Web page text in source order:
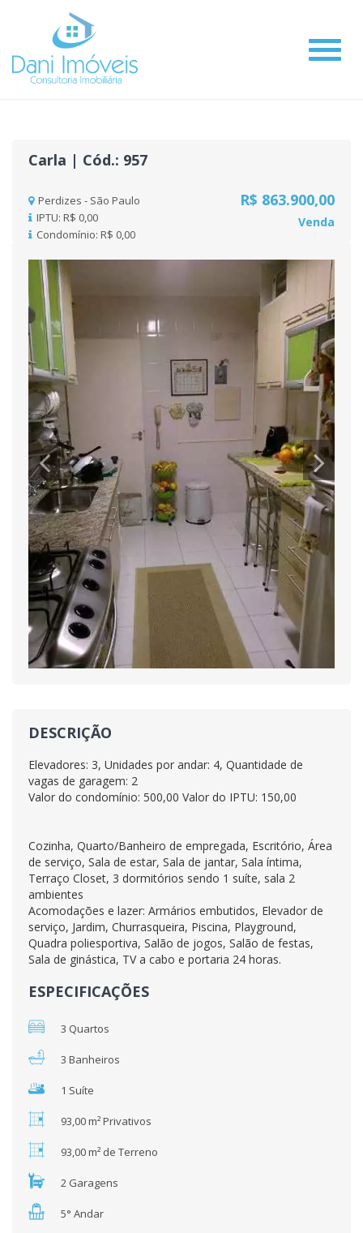
#
Carla | Cód.: 957
Perdizes - São Paulo
IPTU: R$ 0,00
Condomínio: R$ 0,00
R$ 863.900,00
Venda
Previous
DESCRIÇÃO
Elevadores: 3, Unidades por andar: 4, Quantidade de
vagas de garagem: 2
Valor do condomínio: 500,00 Valor do IPTU: 150,00
Cozinha, Quarto/Banheiro de empregada, Escritório, Área
de serviço, Sala de estar, Sala de jantar, Sala íntima,
Terraço Closet, 3 dormitórios sendo 1 suíte, sala 2
ambientes
Acomodações e lazer: Armários embutidos, Elevador de
serviço, Jardim, Churrasqueira, Piscina, Playground,
Quadra poliesportiva, Salão de jogos, Salão de festas,
Sala de ginástica, TV a cabo e portaria 24 horas.
ESPECIFICAÇÕES
3 Quartos
3 Banheiros
1 Suíte
93,00 m² Privativos
93,00 m² de Terreno
2 Garagens
5° Andar